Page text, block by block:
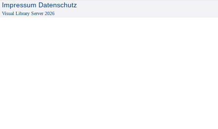
Impressum Datenschutz
Visual Library Server 2026